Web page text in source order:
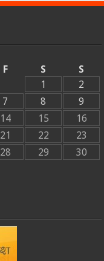
F S
S
1
2
7 8
9
14 15
16
21 22
23
28 29
30